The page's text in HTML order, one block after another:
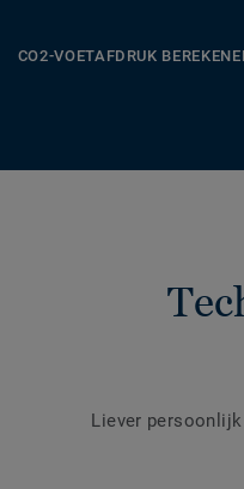
CO2-VOETAFDRUK
Liever